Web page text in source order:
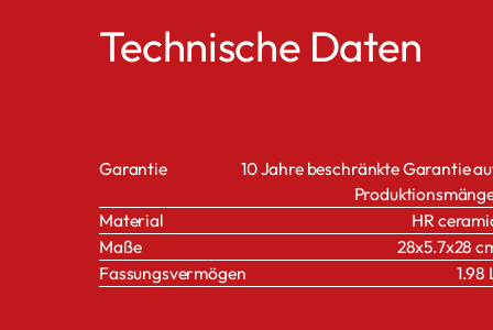
Technische Daten
Garantie
10 Jahre beschränkte Garantie
Material
HR
Maße
28x5.7x28
Fassungsvermögen
1.98